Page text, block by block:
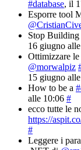
#database, il
Esporre tool
Stop Building
16 giugno
Ottimizzare
@morwalpiz
15 giugno
How to be a
alle 10:06 #
ecco tutte le
https://
#
Leggere i